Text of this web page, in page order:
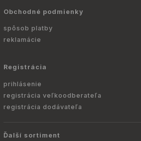
Obchodné podmienky
spôsob platby
reklamácie
Registrácia
prihlásenie
registrácia veľkoodberateľa
registrácia dodávateľa
Ďalší sortiment